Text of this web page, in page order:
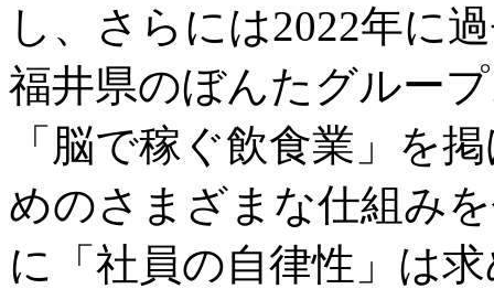
し、さらには2022年に
福井県のぼんたグルー
「脳で稼ぐ飲食業」を
めのさまざまな仕組み
に「社員の自律性」は